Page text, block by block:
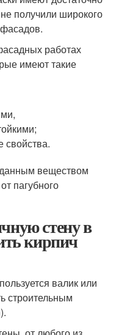
получили широкого
работах
имеют такие
свойства.
веществом
пагубного
стену в
кирпич
валик или
строительным